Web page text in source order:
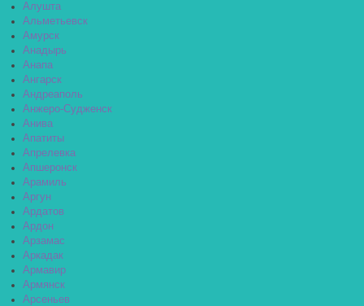
Алушта
Альметьевск
Амурск
Анадырь
Анапа
Ангарск
Андреаполь
Анжеро-Судженск
Анива
Апатиты
Апрелевка
Апшеронск
Арамиль
Аргун
Ардатов
Ардон
Арзамас
Аркадак
Армавир
Армянск
Арсеньев